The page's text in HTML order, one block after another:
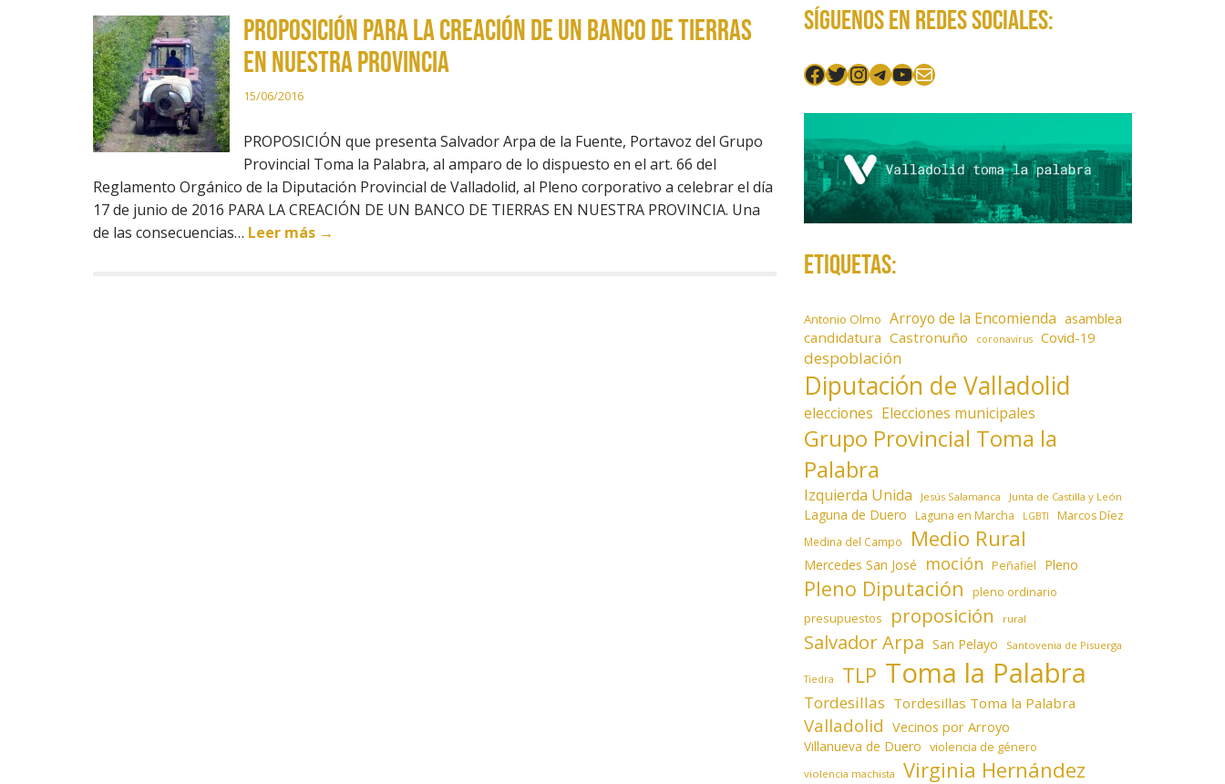
PROPOSICIÓN PARA LA CREACIÓN DE UN BANCO DE TIERRAS
EN NUESTRA PROVINCIA
15/06/2016
PROPOSICIÓN que presenta Salvador Arpa de la Fuente, Portavoz del Grupo
Provincial Toma la Palabra, al amparo de lo dispuesto en el art. 66 del
Reglamento Orgánico de la Diputación Provincial de Valladolid, al Pleno corporativo a celebrar el día
17 de junio de 2016 PARA LA CREACIÓN DE UN BANCO DE TIERRAS EN NUESTRA PROVINCIA. Una
de las consecuencias… Leer más →
Síguenos en redes sociales:
Facebook
Twitter
Instagram
Telegram
YouTube
Mail
Etiquetas:
Antonio Olmo Arroyo de la Encomienda asamblea
candidatura Castronuño coronavirus Covid-19
despoblación
Diputación de Valladolid
elecciones Elecciones municipales
Grupo Provincial Toma la
Palabra
Izquierda Unida Jesús Salamanca Junta de Castilla y León
Laguna de Duero Laguna en Marcha LGBTI Marcos Díez
Medina del Campo Medio Rural
Mercedes San José moción Peñafiel Pleno
Pleno Diputación pleno ordinario
presupuestos proposición rural
Salvador Arpa San Pelayo Santovenia de Pisuerga
Tiedra TLP Toma la Palabra
Tordesillas Tordesillas Toma la Palabra
Valladolid Vecinos por Arroyo
Villanueva de Duero violencia de género
violencia machista Virginia Hernández